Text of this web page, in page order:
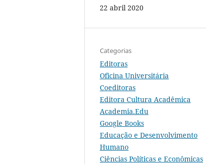
22 abril 2020
Categorias
Editoras
Oficina Universitária
Coeditoras
Editora Cultura Acadêmica
Academia.Edu
Google Books
Educação e Desenvolvimento
Humano
Ciências Políticas e Econômicas